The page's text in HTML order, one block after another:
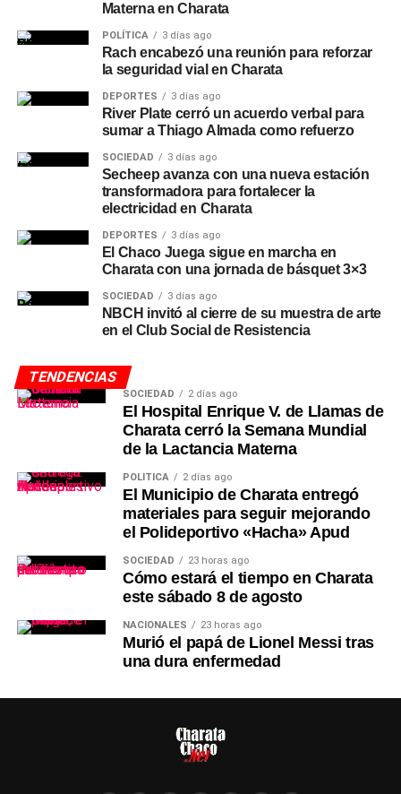
Materna en Charata
POLÍTICA 3 días ago
Rach encabezó una reunión para reforzar
la seguridad vial en Charata
DEPORTES 3 días ago
River Plate cerró un acuerdo verbal para
sumar a Thiago Almada como refuerzo
SOCIEDAD 3 días ago
Secheep avanza con una nueva estación
transformadora para fortalecer la
electricidad en Charata
DEPORTES 3 días ago
El Chaco Juega sigue en marcha en
Charata con una jornada de básquet 3×3
SOCIEDAD 3 días ago
NBCH invitó al cierre de su muestra de arte
en el Club Social de Resistencia
TENDENCIAS
SOCIEDAD 2 días ago
El Hospital Enrique V. de Llamas de
Charata cerró la Semana Mundial
de la Lactancia Materna
POLÍTICA 2 días ago
El Municipio de Charata entregó
materiales para seguir mejorando
el Polideportivo «Hacha» Apud
SOCIEDAD 23 horas ago
Cómo estará el tiempo en Charata
este sábado 8 de agosto
NACIONALES 23 horas ago
Murió el papá de Lionel Messi tras
una dura enfermedad